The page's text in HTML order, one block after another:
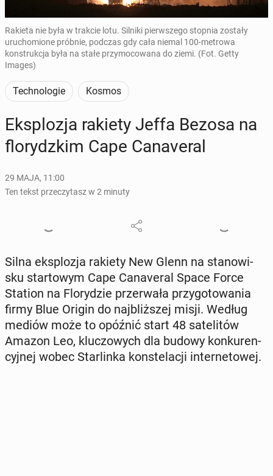
Rakieta nie była w trakcie lotu. Silniki pierwszego stopnia zostały
uruchomione próbnie, podczas gdy cała niemal 100-metrowa
konstrukcja była na stałe przymocowana do ziemi. (Fot. Getty
Images)
Technologie Kosmos
Eks­plo­zja rakiety Jeffa Bezosa na
flo­rydz­kim Cape Ca­na­ve­ral
29 MAJA, 11:00
Ten tekst przeczytasz w 2 minuty
Silna eks­plo­zja rakiety New Glenn na sta­no­wi­
sku star­to­wym Cape Ca­na­ve­ral Space Force
Station na Flo­ry­dzie prze­rwa­ła przy­go­to­wa­nia
firmy Blue Origin do naj­bliż­szej misji. Według
mediów może to opóźnić start 48 sa­te­li­tów
Amazon Leo, klu­czo­wych dla budowy kon­ku­ren­
cyj­nej wobec Star­lin­ka kon­ste­la­cji in­ter­ne­to­wej.